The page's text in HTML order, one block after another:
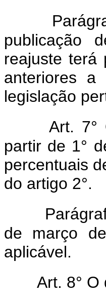
publicação
reajuste terá
anteriores a
legislação
Art. 7°
partir de 1°
percentuais
do artigo 2°.
de março
aplicável.
Art. 8°